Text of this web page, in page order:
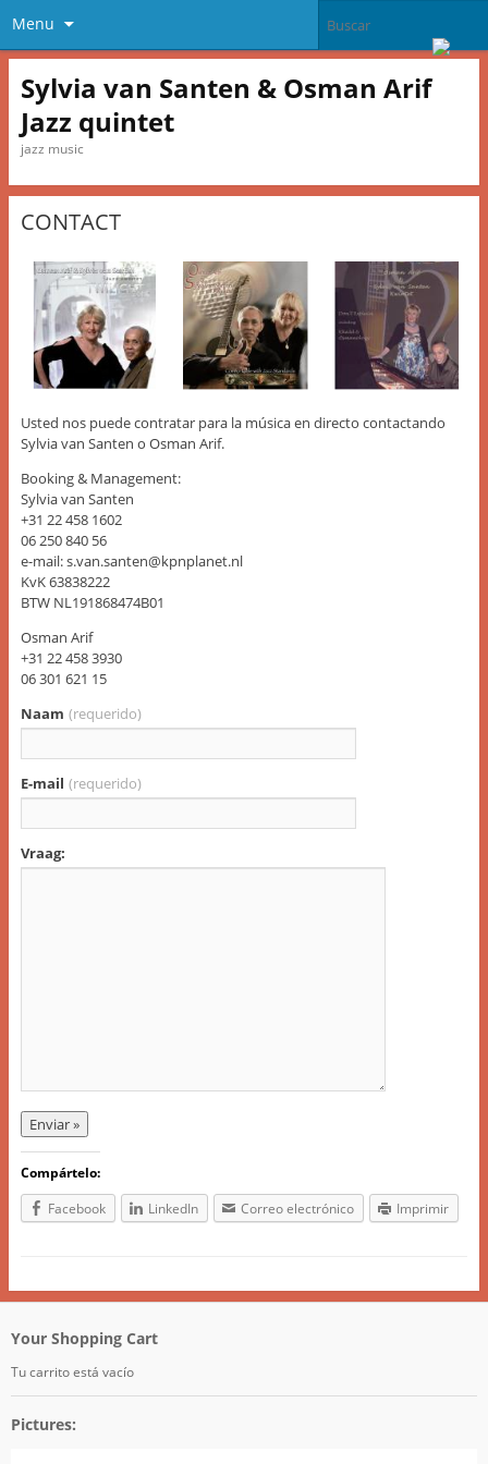
Menu
Sylvia van Santen & Osman Arif
Jazz quintet
jazz music
CONTACT
Usted nos puede contratar para la música en directo contactando
Sylvia van Santen o Osman Arif.
Booking & Management:
Sylvia van Santen
+31 22 458 1602
06 250 840 56
e-mail: s.van.santen@kpnplanet.nl
KvK 63838222
BTW NL191868474B01
Osman Arif
+31 22 458 3930
06 301 621 15
Naam (requerido)
E-mail (requerido)
Vraag:
Compártelo:
Facebook
LinkedIn Correo electrónico Imprimir
Your Shopping Cart
Tu carrito está vacío
Pictures: